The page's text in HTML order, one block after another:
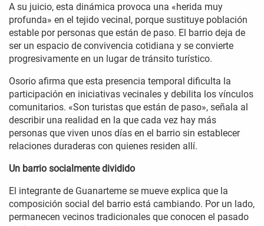
A su juicio, esta dinámica provoca una «herida muy
profunda» en el tejido vecinal, porque sustituye población
estable por personas que están de paso. El barrio deja de
ser un espacio de convivencia cotidiana y se convierte
progresivamente en un lugar de tránsito turístico.
Osorio afirma que esta presencia temporal dificulta la
participación en iniciativas vecinales y debilita los vínculos
comunitarios. «Son turistas que están de paso», señala al
describir una realidad en la que cada vez hay más
personas que viven unos días en el barrio sin establecer
relaciones duraderas con quienes residen allí.
Un barrio socialmente dividido
El integrante de Guanarteme se mueve explica que la
composición social del barrio está cambiando. Por un lado,
permanecen vecinos tradicionales que conocen el pasado